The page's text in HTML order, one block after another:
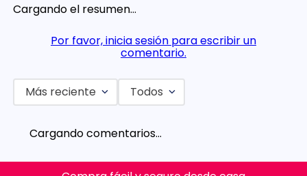
Cargando el resumen…
Por favor, inicia sesión para escribir un
comentario.
Más reciente Todos
Cargando comentarios…